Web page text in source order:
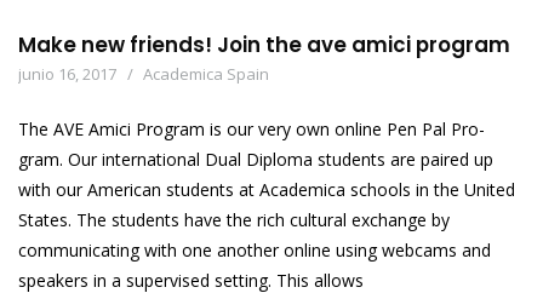
Make new friends! Join the ave amici program
junio 16, 2017 Academica Spain
The AVE Amici Program is our very own online Pen Pal Pro-
gram. Our international Dual Diploma students are paired up
with our American students at Academica schools in the United
States. The students have the rich cultural exchange by
communicating with one another online using webcams and
speakers in a supervised setting. This allows